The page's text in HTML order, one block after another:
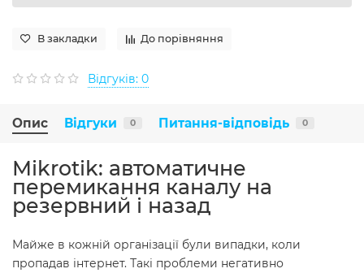
В закладки До порівняння
Відгуків: 0
Опис Відгуки 0 Питання-відповідь 0
Mikrotik: автоматичне
перемикання каналу на
резервний і назад
Майже в кожній організації були випадки, коли
пропадав інтернет. Такі проблеми негативно